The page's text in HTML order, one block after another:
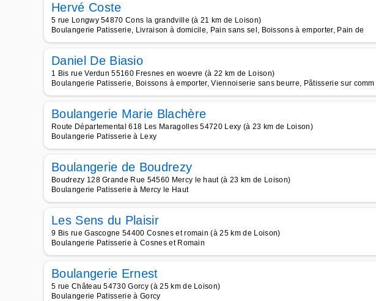
Hervé Coste
5 rue Longwy 54870 Cons la grandville (à 21 km de Loison)
Boulangerie Patisserie, Livraison à domicile, Pain sans sel, Boissons à emporter, Pain de
Daniel De Biasio
1 Bis rue Verdun 55160 Fresnes en woevre (à 22 km de Loison)
Boulangerie Patisserie, Boissons à emporter, Viennoiserie sans beurre, Pâtisserie sur comm
Boulangerie Marie Blachère
Route Départemental 618 Les Maragolles 54720 Lexy (à 23 km de Loison)
Boulangerie Patisserie à Lexy
Boulangerie de Boudrezy
Boudrezy 128 Grande Rue 54560 Mercy le haut (à 23 km de Loison)
Boulangerie Patisserie à Mercy le Haut
Les Sens du Plaisir
9 Bis rue Gascogne 54400 Cosnes et romain (à 25 km de Loison)
Boulangerie Patisserie à Cosnes et Romain
Boulangerie Ernest
5 rue Château 54730 Gorcy (à 25 km de Loison)
Boulangerie Patisserie à Gorcy